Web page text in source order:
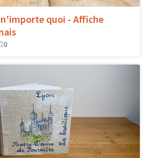
n'importe quoi - Affiche
0